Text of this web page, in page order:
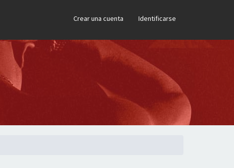
Crear una cuenta Identificarse